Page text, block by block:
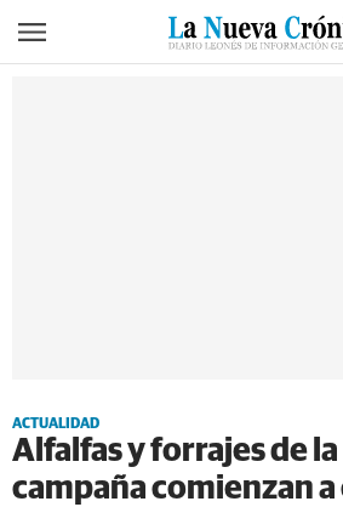
ACTUALIDAD
Alfalfas y forrajes de
campaña comienzan a